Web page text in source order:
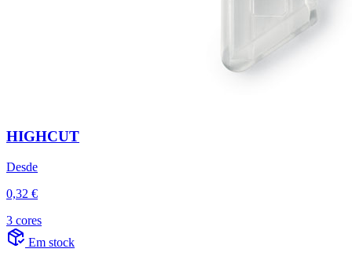
HIGHCUT
Desde
0,32 €
3 cores
Em stock